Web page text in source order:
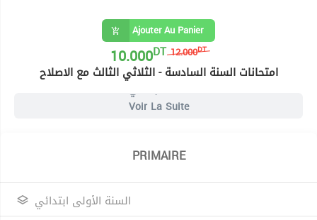
Ajouter Au Panier
12.000DT
10.000DT
امتحانات السنة السادسة - الثلاثي الثالث مع الاصلاح
Voir La Suite
8 Livres السنة السادسة ابتدائي
PRIMAIRE
السنة الأولى ابتدائي